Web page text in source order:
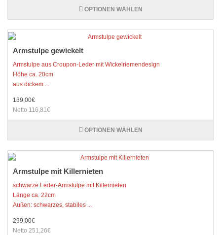
OPTIONEN WÄHLEN
Armstulpe gewickelt
Armstulpe aus Croupon-Leder mit Wickelriemendesign
Höhe ca. 20cm
aus dickem ...
139,00€
Netto 116,81€
OPTIONEN WÄHLEN
Armstulpe mit Killernieten
schwarze Leder-Armstulpe mit Killernieten
Länge ca. 22cm
Außen: schwarzes, stabiles ...
299,00€
Netto 251,26€